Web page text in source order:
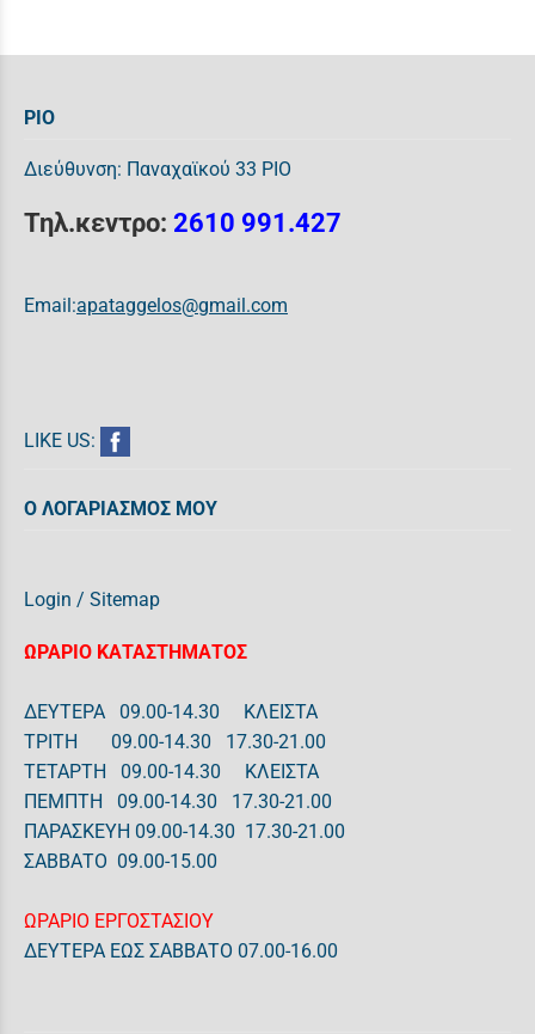
ΡΙΟ
Διεύθυνση: Παναχαϊκού 33 ΡΙΟ
Τηλ.κεντρο: 2610 991.427
Email:apataggelos@gmail.com
LIKE US:
Ο ΛΟΓΑΡΙΑΣΜΟΣ ΜΟΥ
Login / Sitemap
ΩΡΑΡΙΟ ΚΑΤΑΣΤΗΜΑΤΟΣ
ΔΕΥΤΕΡΑ 09.00-14.30 ΚΛΕΙΣΤΑ
ΤΡΙΤΗ 09.00-14.30 17.30-21.00
ΤΕΤΑΡΤΗ 09.00-14.30 ΚΛΕΙΣΤΑ
ΠΕΜΠΤΗ 09.00-14.30 17.30-21.00
ΠΑΡΑΣΚΕΥΗ 09.00-14.30 17.30-21.00
ΣΑΒΒΑΤΟ 09.00-15.00
ΩΡΑΡΙΟ ΕΡΓΟΣΤΑΣΙΟΥ
ΔΕΥΤΕΡΑ ΕΩΣ ΣΑΒΒΑΤΟ 07.00-16.00